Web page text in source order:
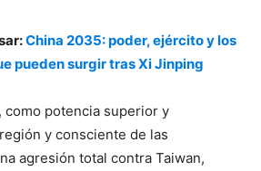
China 2035: poder, ejército y los
pueden surgir tras Xi Jinping
como potencia superior y
y consciente de las
agresión total contra Taiwan,